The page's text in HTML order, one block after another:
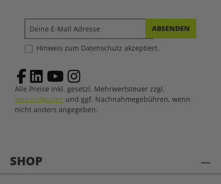
SHOP
ABSENDEN
Hinweis zum Datenschutz akzeptiert.
Alle Preise inkl. gesetzl. Mehrwertsteuer zzgl.
Versandkosten und ggf. Nachnahmegebühren, wenn
nicht anders angegeben.